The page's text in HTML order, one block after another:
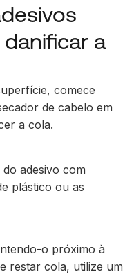
a
comece
de cabelo em
a cola.
adesivo com
plástico ou as
o próximo à
restar cola, utilize um